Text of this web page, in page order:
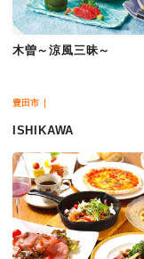
木曽～涼風三昧～
豊田市
ISHIKAWA